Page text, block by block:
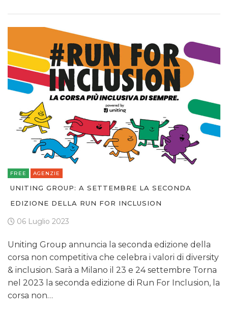
FREE AGENZIE
UNITING GROUP: A SETTEMBRE LA SECONDA
EDIZIONE DELLA RUN FOR INCLUSION
06 Luglio 2023
Uniting Group annuncia la seconda edizione della
corsa non competitiva che celebra i valori di diversity
& inclusion. Sarà a Milano il 23 e 24 settembre Torna
nel 2023 la seconda edizione di Run For Inclusion, la
corsa non…